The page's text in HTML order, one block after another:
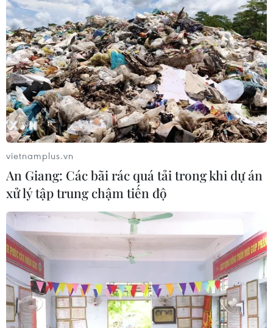
vietnamplus.vn
An Giang: Các bãi rác quá tải trong khi dự án
xử lý tập trung chậm tiến độ